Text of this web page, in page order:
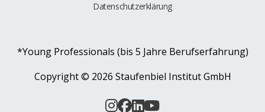
Datenschutzerklärung
*Young Professionals (bis 5 Jahre Berufserfahrung)
Copyright © 2026 Staufenbiel Institut GmbH